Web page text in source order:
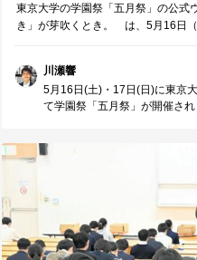
東京大学の学園祭「五月祭」の公
き」が芽吹くとき。 は、5月16日
川瀬響
5月16日(土)・17日(日)に東京
て学園祭「五月祭」が開催さ
を覗いてみましたが、その当
こと、東大教授の講演や各学
未来"を目の当たりにできるの
学生たちが、自分の興味をと
ーマンスを作り上げる環境が
月祭に向けて学生たちが多く